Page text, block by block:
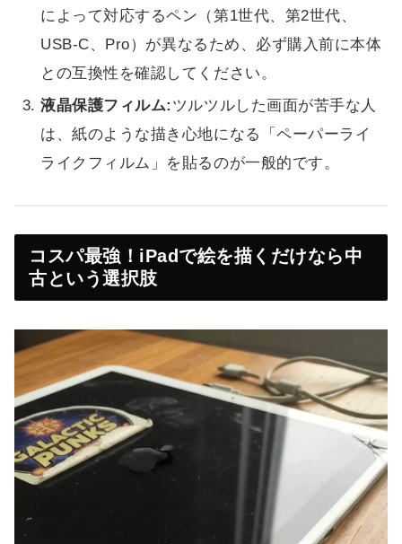
によって対応するペン（第1世代、第2世代、
USB-C、Pro）が異なるため、必ず購入前に本体
との互換性を確認してください。
液晶保護フィルム: ツルツルした画面が苦手な人
は、紙のような描き心地になる「ペーパーライ
ライクフィルム」を貼るのが一般的です。
コスパ最強！iPadで絵を描くだけなら中
古という選択肢